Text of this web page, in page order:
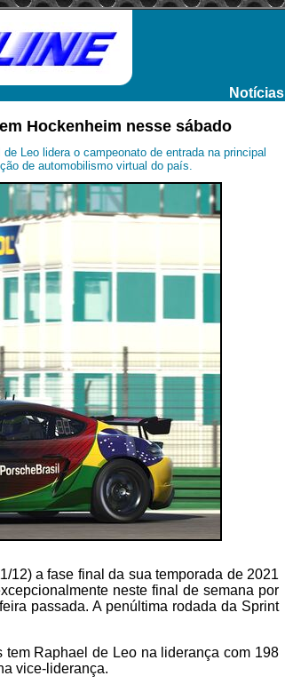
Notícias
Hockenheim nesse sábado
de Leo lidera o campeonato de entrada na principal
de automobilismo virtual do país.
12) a fase final da sua temporada de 2021
neste final de semana por
passada. A penúltima rodada da Sprint
Raphael de Leo na liderança com 198
vice-liderança.